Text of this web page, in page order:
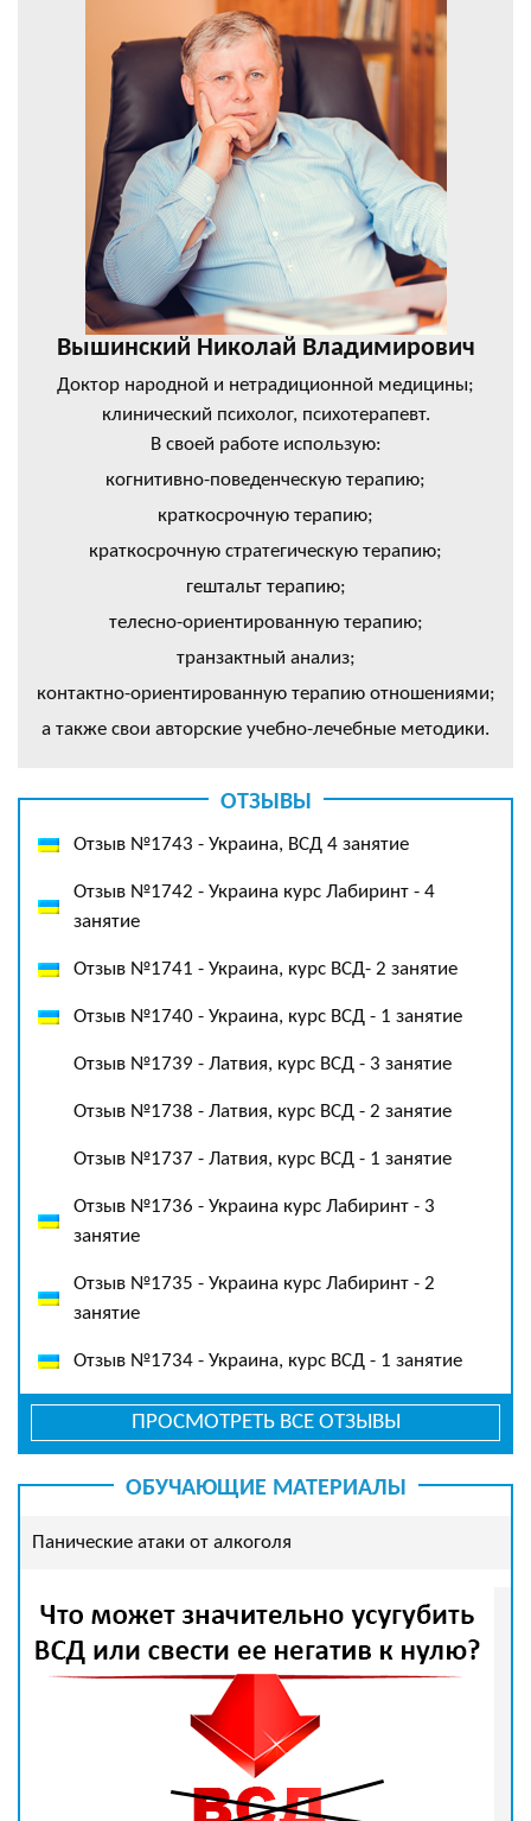
Вышинский Николай Владимирович
Доктор народной и нетрадиционной медицины;
клинический психолог, психотерапевт.
В своей работе использую:
когнитивно-поведенческую терапию;
краткосрочную терапию;
краткосрочную стратегическую терапию;
гештальт терапию;
телесно-ориентированную терапию;
транзактный анализ;
контактно-ориентированную терапию отношениями;
а также свои авторские учебно-лечебные методики.
ОТЗЫВЫ
Отзыв №1743 - Украина, ВСД 4 занятие
Отзыв №1742 - Украина курс Лабиринт - 4
занятие
Отзыв №1741 - Украина, курс ВСД- 2 занятие
Отзыв №1740 - Украина, курс ВСД - 1 занятие
Отзыв №1739 - Латвия, курс ВСД - 3 занятие
Отзыв №1738 - Латвия, курс ВСД - 2 занятие
Отзыв №1737 - Латвия, курс ВСД - 1 занятие
Отзыв №1736 - Украина курс Лабиринт - 3
занятие
Отзыв №1735 - Украина курс Лабиринт - 2
занятие
Отзыв №1734 - Украина, курс ВСД - 1 занятие
ПРОСМОТРЕТЬ ВСЕ ОТЗЫВЫ
ОБУЧАЮЩИЕ МАТЕРИАЛЫ
Панические атаки от алкоголя